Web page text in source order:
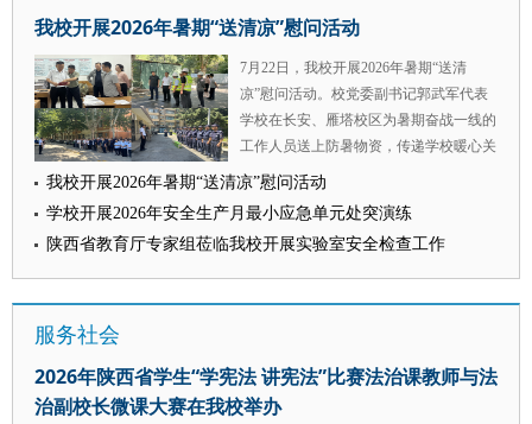
本领，努力当好学生的知心人、热心人、
引路人。” 此次培训内容充实、氛围浓
厚，既有理论高度又有实践温度，在与会
干部中引发热烈反响。大家一致表示，将
以此次学习为契机，认真吸收转化，坚持
性和风险洞察力，持续提升舆情研判、应
对处置和舆论引导能力，以更高标准、更
实作风为维护校园安全稳定、推动学校事
组织部 撰稿：祝越 审核：康鹏）
善教师考核与激励机制；要夯实科研平台
造特色智库与专业研究平台；要拓宽学术
交流渠道，加强与全国纪检监察院校、纪
检监察实务单位联动协作，常态化搭建学
术研讨与交流合作平台；要坚持成果产出
导向，聚焦行业实务重点难点问题，攻关
高水平科研项目、培育优质科研成果；要
能等方面全方位发力，为学科长效高质量
发展保驾护航。 会议强调，各参会单位
要以本次会议研讨成果为重要抓手，加快
向、结果导向相统一，逐项落实本次会议
议定事项，层层压实工作责任，稳步推动
实践成果，在躬身实干中锤炼服务国家、
社会的本领。要时刻绷紧安全之弦，严格
遵守规章制度，凝聚团队合力，以踏实勤
勉、积极进取的精神面貌践行西法大青年
的责任担当。 此次走访慰问与殷切嘱托
新闻传播学院（艺术学院）将持续深化马
新观实践育人体系建设，创新课程思政教
学模式，引导青年学子在知行合一中淬炼
我校开展2026年暑期“送清凉”慰问活动
7月22日，我校开展2026年暑期“送清
凉”慰问活动。校党委副书记郭武军代表
学校在长安、雁塔校区为暑期奋战一线的
工作人员送上防暑物资，传递学校暖心关
怀。 走访过程中，郭武军深入各个工作
线的担当付出致以诚挚慰问。他叮嘱全体
在岗人员，高温时段务必合理调整工作节
奏，做好防暑防护，兼顾工作开展与自身
身体健康。 他勉励全体一线工作人员，
障服务、校园基建施工、新生招生录取等
重点工作，保障暑期全校各项工作平稳落
我校开展2026年暑期“送清凉”慰问活动
学校开展2026年安全生产月最小应急单元处突演练
陕西省教育厅专家组莅临我校开展实验室安全检查工作
服务社会
2026年陕西省学生“学宪法 讲宪法”比赛法治课教师与法
治副校长微课大赛在我校举办